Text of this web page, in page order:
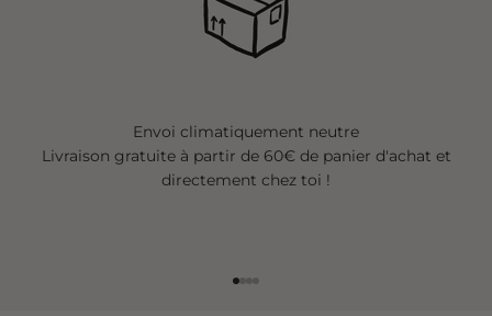
Envoi climatiquement neutre
Livraison gratuite à partir de 60€ de panier d'achat et
directement chez toi !